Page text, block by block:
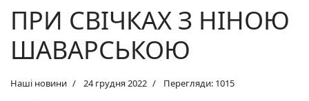
ПРИ СВІЧКАХ З НІНОЮ
ШАВАРСЬКОЮ
Наші новини 24 грудня 2022 Перегляди: 1015